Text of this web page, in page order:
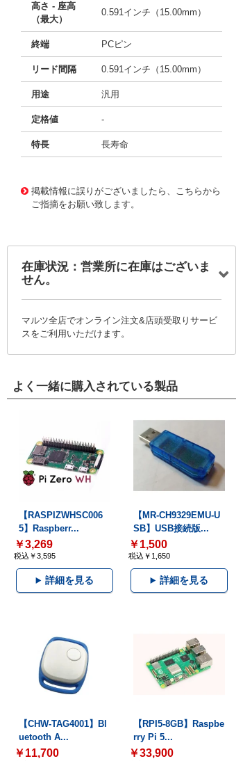
高さ - 座高
（最大）
0.591インチ（15.00mm）
終端 PCピン
リード間隔 0.591インチ（15.00mm）
用途 汎用
定格値 -
特長 長寿命
掲載情報に誤りがございましたら、こちらから
ご指摘をお願い致します。
在庫状況：営業所に在庫はございま
せん。
マルツ全店でオンライン注文&店頭受取りサービ
スをご利用いただけます。
よく一緒に購入されている製品
【RASPIZWHSC006
5】Raspberr...
￥3,269
税込￥3,595
詳細を見る
【MR-CH9329EMU-U
SB】USB接続版...
￥1,500
税込￥1,650
詳細を見る
【CHW-TAG4001】Bl
uetooth A...
￥11,700
【RPI5-8GB】Raspbe
rry Pi 5...
￥33,900